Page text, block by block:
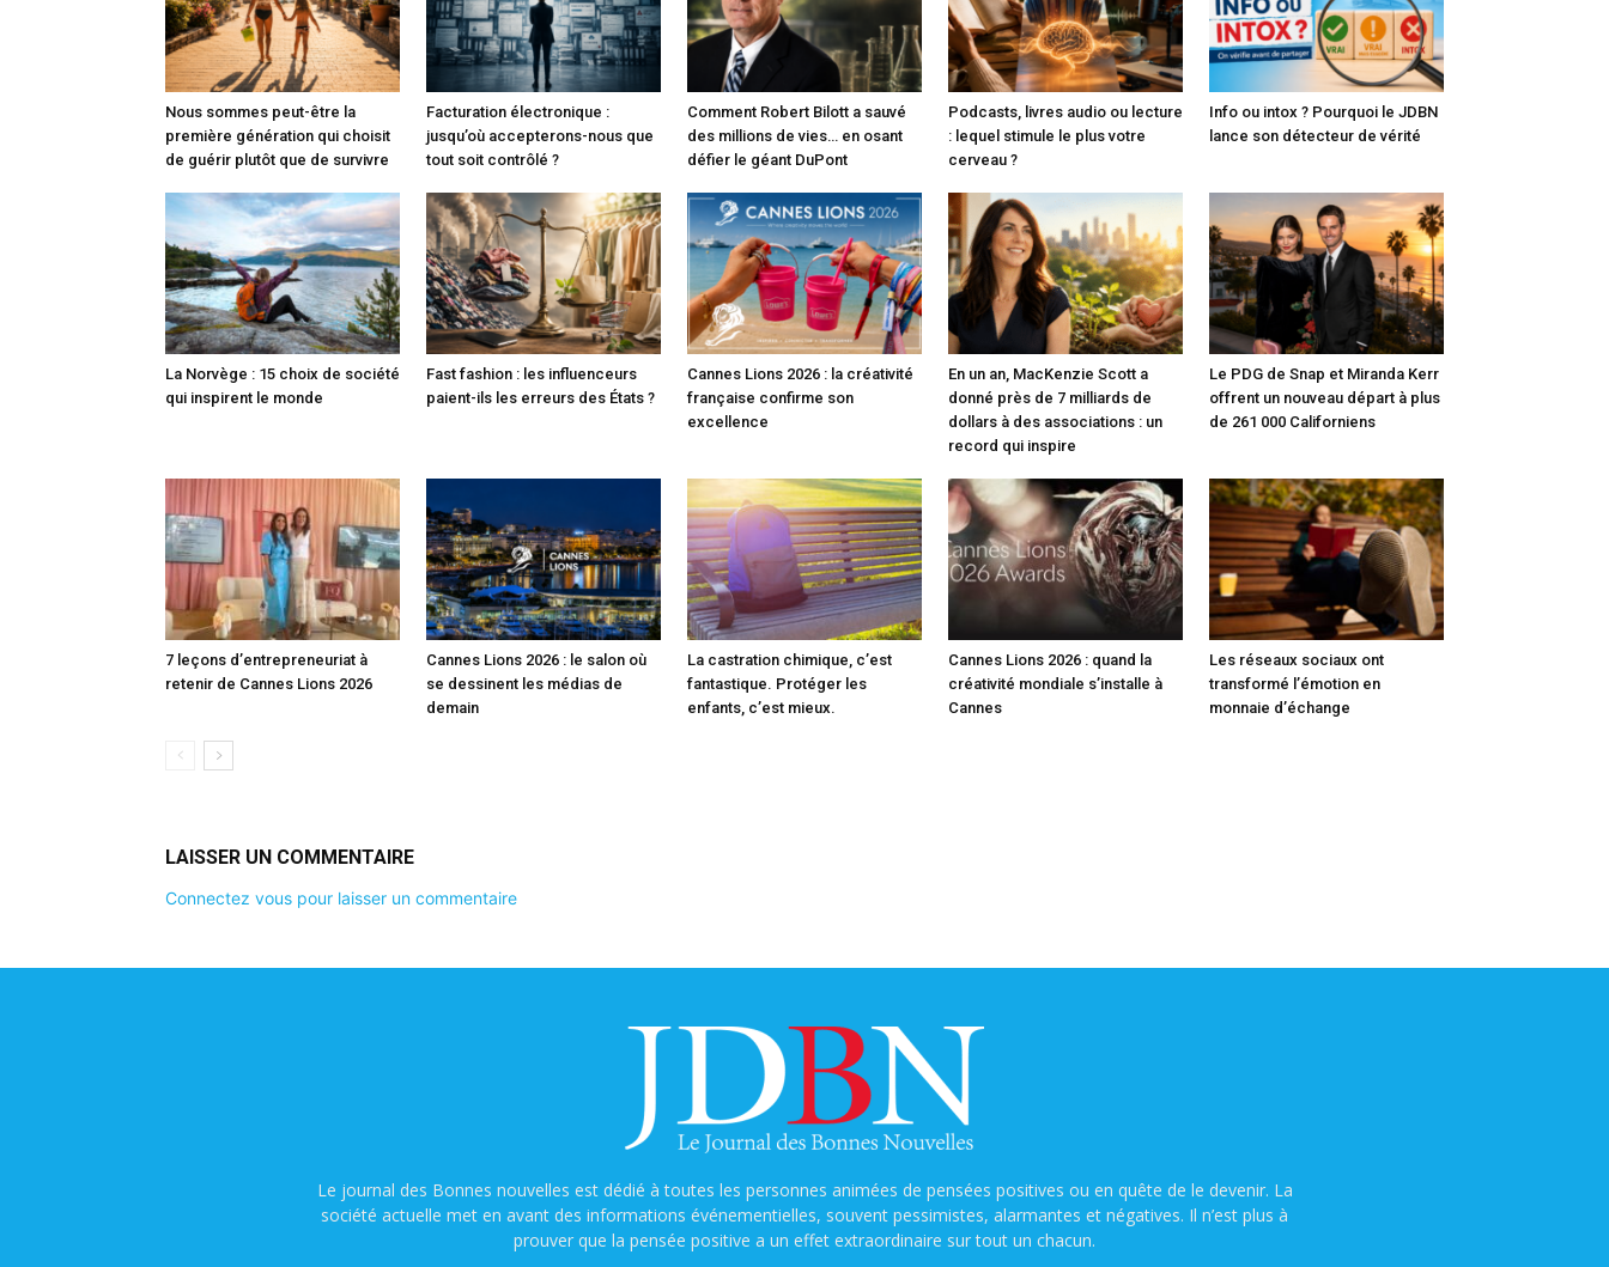
Nous sommes peut-être la
première génération qui choisit
de guérir plutôt que de survivre
Facturation électronique :
jusqu’où accepterons-nous que
tout soit contrôlé ?
Comment Robert Bilott a sauvé
des millions de vies… en osant
défier le géant DuPont
Podcasts, livres audio ou lecture
: lequel stimule le plus votre
cerveau ?
Info ou intox ? Pourquoi le JDBN
lance son détecteur de vérité
La Norvège : 15 choix de société
qui inspirent le monde
Fast fashion : les influenceurs
paient-ils les erreurs des États ?
Cannes Lions 2026 : la créativité
française confirme son
excellence
En un an, MacKenzie Scott a
donné près de 7 milliards de
dollars à des associations : un
record qui inspire
Le PDG de Snap et Miranda Kerr
offrent un nouveau départ à plus
de 261 000 Californiens
7 leçons d’entrepreneuriat à
retenir de Cannes Lions 2026
Cannes Lions 2026 : le salon où
se dessinent les médias de
demain
La castration chimique, c’est
fantastique. Protéger les
enfants, c’est mieux.
Cannes Lions 2026 : quand la
créativité mondiale s’installe à
Cannes
Les réseaux sociaux ont
transformé l’émotion en
monnaie d’échange
LAISSER UN COMMENTAIRE
Connectez vous pour laisser un commentaire
Le journal des Bonnes nouvelles est dédié à toutes les personnes animées de pensées positives ou en quête de le devenir. La
société actuelle met en avant des informations événementielles, souvent pessimistes, alarmantes et négatives. Il n’est plus à
prouver que la pensée positive a un effet extraordinaire sur tout un chacun.